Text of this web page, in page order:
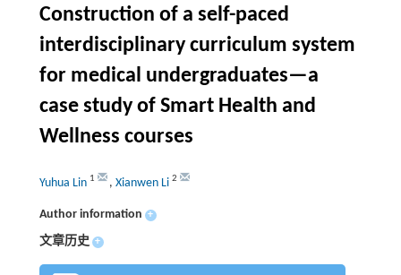
Construction of a self-paced
interdisciplinary curriculum system
for medical undergraduates—a
case study of Smart Health and
Wellness courses
Yuhua Lin 1 , Xianwen Li 2
Author information +
文章历史 +